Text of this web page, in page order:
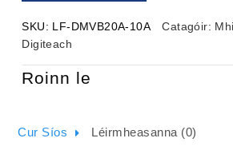
SKU: LF-DMVB20A-10A Catagóir:
Digiteach
Roinn le
Cur Síos Léirmheasanna (0)